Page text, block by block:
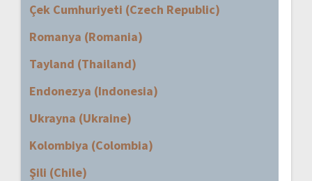
Çek Cumhuriyeti (Czech Republic)
Romanya (Romania)
Tayland (Thailand)
Endonezya (Indonesia)
Ukrayna (Ukraine)
Kolombiya (Colombia)
Şili (Chile)